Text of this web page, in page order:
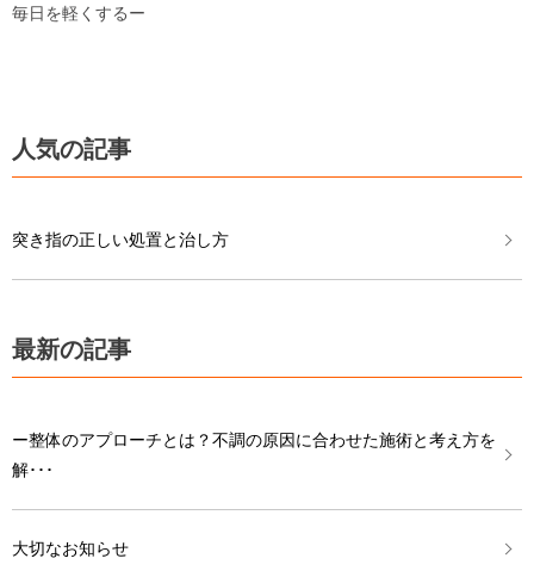
毎日を軽くするー
人気の記事
突き指の正しい処置と治し方
最新の記事
ー整体のアプローチとは？不調の原因に合わせた施術と考え方を
解･･･
大切なお知らせ